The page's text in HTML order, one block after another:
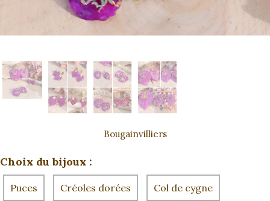
Bougainvilliers
Choix du bijoux :
Puces Créoles dorées Col de cygne